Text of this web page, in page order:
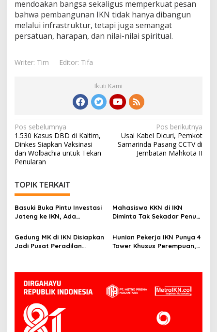
mendoakan bangsa sekaligus memperkuat pesan
bahwa pembangunan IKN tidak hanya dibangun
melalui infrastruktur, tetapi juga semangat
persatuan, harapan, dan nilai-nilai spiritual.
Writer: Tim Editor: Tifa
Ikuti Kami
Navigasi
pos
Pos sebelumnya
1.530 Kasus DBD di Kaltim,
Dinkes Siapkan Vaksinasi
dan Wolbachia untuk Tekan
Penularan
Pos berikutnya
Usai Kabel Dicuri, Pemkot
Samarinda Pasang CCTV di
Jembatan Mahkota II
TOPIK TERKAIT
Basuki Buka Pintu Investasi
Jateng ke IKN, Ada
Mahasiswa KKN di IKN
Diminta Tak Sekadar Penuhi
dan Manfaatnya
Gedung MK di IKN Disiapkan
Jadi Pusat Peradilan
Persen
Hunian Pekerja IKN Punya 4
Tower Khusus Perempuan,